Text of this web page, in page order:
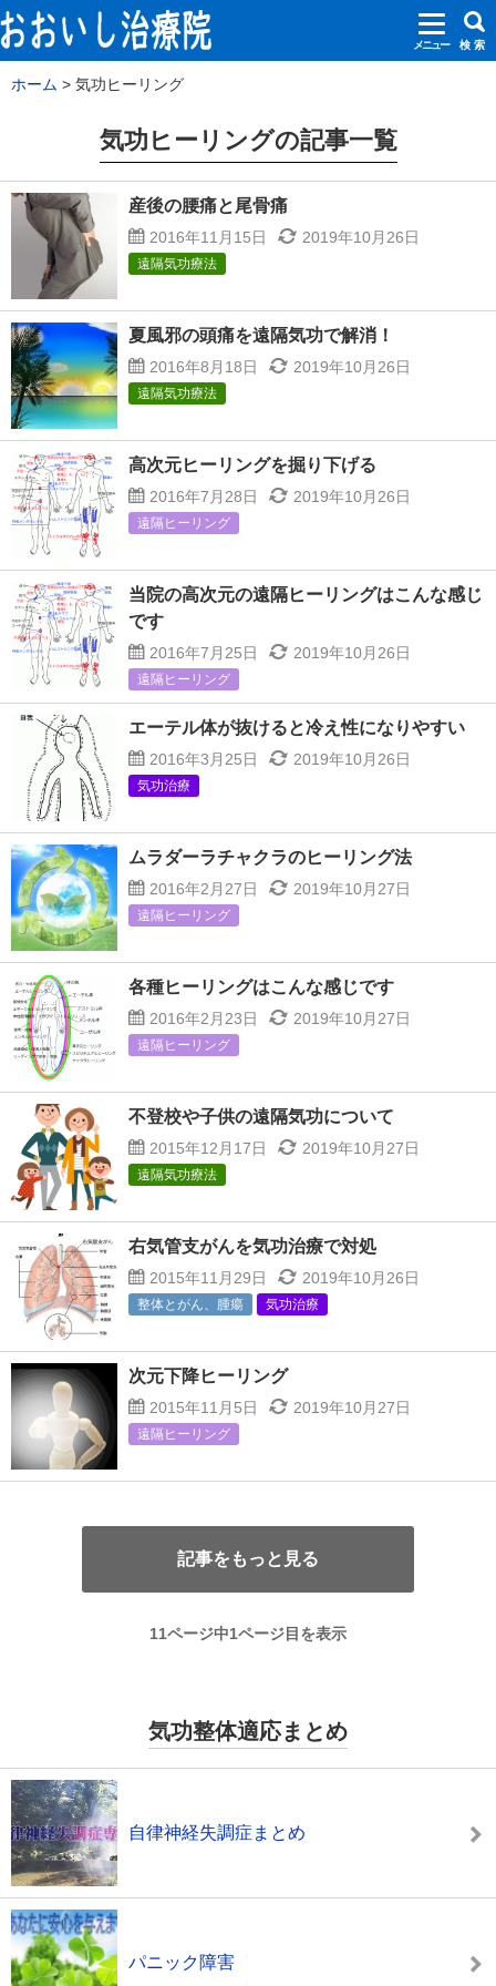
メニュー 検 索
ホーム 気功ヒーリング
気功ヒーリングの記事一覧
産後の腰痛と尾骨痛
2016年11月15日 2019年10月26日
遠隔気功療法
夏風邪の頭痛を遠隔気功で解消！
2016年8月18日 2019年10月26日
遠隔気功療法
高次元ヒーリングを掘り下げる
2016年7月28日 2019年10月26日
遠隔ヒーリング
当院の高次元の遠隔ヒーリングはこんな感じ
です
2016年7月25日 2019年10月26日
遠隔ヒーリング
エーテル体が抜けると冷え性になりやすい
2016年3月25日 2019年10月26日
気功治療
ムラダーラチャクラのヒーリング法
2016年2月27日 2019年10月27日
遠隔ヒーリング
各種ヒーリングはこんな感じです
2016年2月23日 2019年10月27日
遠隔ヒーリング
不登校や子供の遠隔気功について
2015年12月17日 2019年10月27日
遠隔気功療法
右気管支がんを気功治療で対処
2015年11月29日 2019年10月26日
整体とがん、腫瘍 気功治療
次元下降ヒーリング
2015年11月5日 2019年10月27日
遠隔ヒーリング
記事をもっと見る
11ページ中1ページ目を表示
気功整体適応まとめ
自律神経失調症まとめ
パニック障害